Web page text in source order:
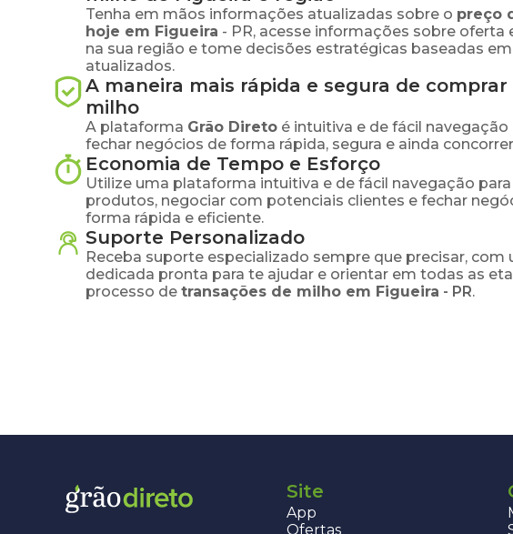
Tenha em mãos informações atualizadas sobre o preço
hoje em Figueira - PR, acesse informações sobre oferta
na sua região e tome decisões estratégicas baseadas
atualizados.
A maneira mais rápida e segura de
milho
A plataforma Grão Direto é intuitiva e de fácil navegação
fechar negócios de forma rápida, segura e ainda
Economia de Tempo e Esforço
Utilize uma plataforma intuitiva e de fácil navegação
produtos, negociar com potenciais clientes e fechar
forma rápida e eficiente.
Suporte Personalizado
Receba suporte especializado sempre que precisar, com
dedicada pronta para te ajudar e orientar em todas as
processo de transações de milho em Figueira - PR.
Site
App
Ofertas